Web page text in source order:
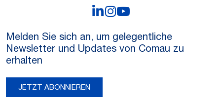
LinkedIn
Instagram
Melden Sie sich an, um gelegentliche
Newsletter und Updates von Comau zu
erhalten
JETZT ABONNIEREN